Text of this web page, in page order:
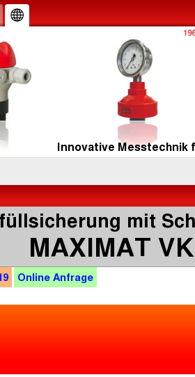
Innovative Messtechnik
mit
MAXIMAT VK
Online Anfrage